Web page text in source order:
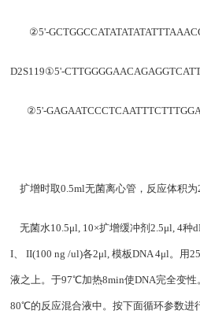
②5'-
D2S119①5'-
②5'-
扩增时取0.5ml无菌离心管，反应体积为
无菌水10.5μl, 10×扩增缓冲剂2.5μl, 4种
I II(100 ng /ul)各2μl,模板DNA 4μl 。用25
液之上。于97℃加热8min使DNA完全变性
80℃的反应混合液中。按下面循环参数进